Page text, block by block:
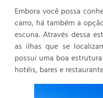
Embora você possa
carro, há também a
escuna. Através dessa
as ilhas que se
possui uma boa
hotéis, bares e